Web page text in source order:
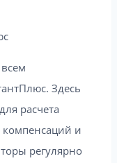
Здесь
расчета
и
регулярно